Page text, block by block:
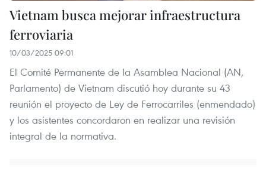
Vietnam busca mejorar infraestructura
ferroviaria
10/03/2025 09:01
El Comité Permanente de la Asamblea Nacional (AN,
Parlamento) de Vietnam discutió hoy durante su 43
reunión el proyecto de Ley de Ferrocarriles (enmendado)
y los asistentes concordaron en realizar una revisión
integral de la normativa.